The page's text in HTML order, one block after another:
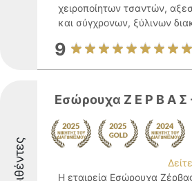
χειροποίητων τσαντών,
και σύγχρονων, ξύλινων
9
Εσώρουχα Ζ Ε Ρ Β Α Σ
Η εταιρεία Εσώρουχα